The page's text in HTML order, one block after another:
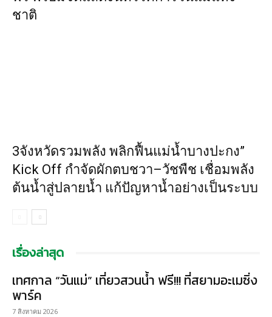
ชาติ
3จังหวัดรวมพลัง พลิกฟื้นแม่น้ำบางปะกง”
Kick Off กำจัดผักตบชวา–วัชพืช เชื่อมพลัง
ต้นน้ำสู่ปลายน้ำ แก้ปัญหาน้ำอย่างเป็นระบบ
เรื่องล่าสุด
เทศกาล “วันแม่” เที่ยวสวนน้ำ ฟรี!!! ที่สยามอะเมซิ่ง
พาร์ค
7 สิงหาคม 2026